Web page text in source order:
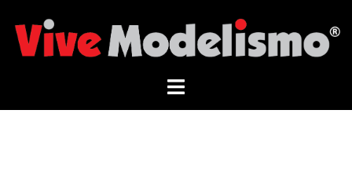
contenido
Alternar